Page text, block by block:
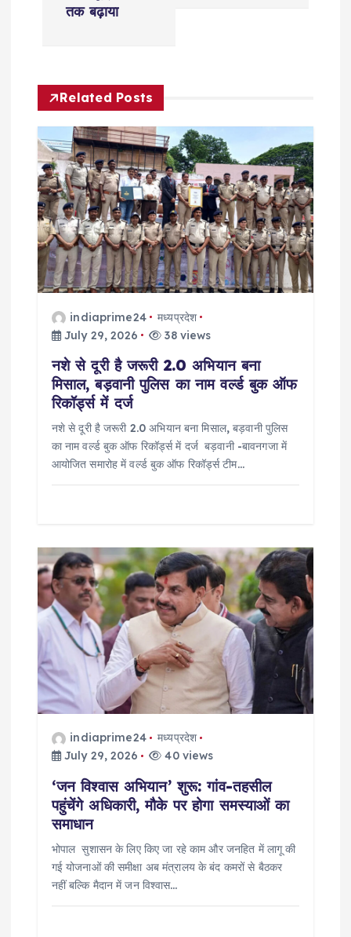
n
a
v
g
a
तक बढ़ाया
Related Posts
indiaprime24
मध्यप्रदेश
July 29, 2026
38 views
नशे से दूरी है जरूरी 2.0 अभियान बना
मिसाल, बड़वानी पुलिस का नाम वर्ल्ड बुक ऑफ
रिकॉर्ड्स में दर्ज
नशे से दूरी है जरूरी 2.0 अभियान बना मिसाल, बड़वानी पुलिस
का नाम वर्ल्ड बुक ऑफ रिकॉर्ड्स में दर्ज बड़वानी -बावनगजा में
आयोजित समारोह में वर्ल्ड बुक ऑफ रिकॉर्ड्स टीम…
indiaprime24
मध्यप्रदेश
July 29, 2026
40 views
‘जन विश्वास अभियान’ शुरू: गांव-तहसील
पहुंचेंगे अधिकारी, मौके पर होगा समस्याओं का
समाधान
भोपाल सुशासन के लिए किए जा रहे काम और जनहित में लागू की
गई योजनाओं की समीक्षा अब मंत्रालय के बंद कमरों से बैठकर
नहीं बल्कि मैदान में जन विश्वास…